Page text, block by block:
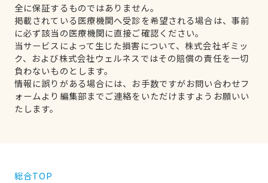
全に保証するものではありません。
掲載されている医療機関へ受診を希望される場合は、事前
に必ず該当の医療機関に直接ご確認ください。
当サービスによって生じた損害について、株式会社ギミッ
ク、および株式会社ウェルネスではその賠償の責任を一切
負わないものとします。
情報に誤りがある場合には、お手数ですがお問い合わせフ
ォームより編集部までご連絡をいただけますようお願いい
たします。
総合TOP